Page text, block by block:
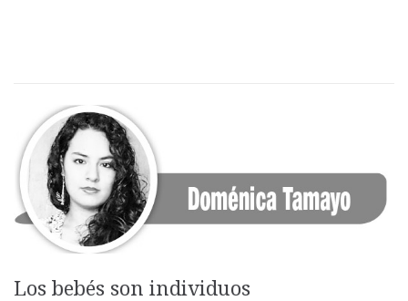
Los bebés son individuos